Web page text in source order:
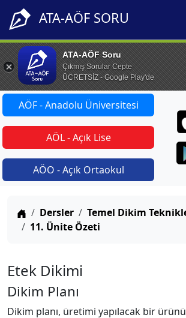
ATA-AÖF SORU
ATA-AÖF Soru
Çıkmış Sorular Cepte
ÜCRETSİZ - Google Play'de
AÖF - Anadolu Üniversitesi
AÖL - Açık Lise
AÖO - Açık Ortaokul
Anasayfa
Dersler
Temel Dikim
11. Ünite Özeti
Etek Dikimi
Dikim Planı
Dikim planı, üretimi yapılacak bir